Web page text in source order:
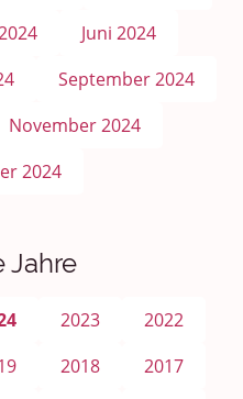
Juni 2024
September 2024
November 2024
2024
Jahre
2023
2022
2018
2017